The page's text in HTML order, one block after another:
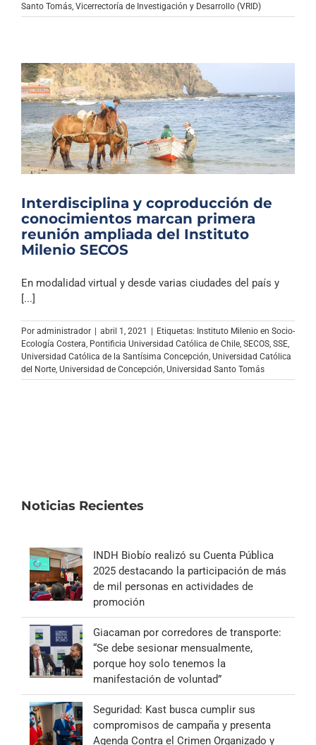
Santo Tomás Vicerrectoría de Investigación y Desarrollo (VRID)
Interdisciplina y coproducción de
conocimientos marcan primera
reunión ampliada del Instituto
Milenio SECOS
En modalidad virtual y desde varias ciudades del país y
[...]
Por administrador abril 1, 2021 Etiquetas: Instituto Milenio en Socio-
Ecología Costera, Pontificia Universidad Católica de Chile, SECOS, SSE,
Universidad Católica de la Santísima Concepción, Universidad Católica
del Norte, Universidad de Concepción, Universidad Santo Tomás
Noticias Recientes
INDH Biobío realizó su Cuenta Pública
2025 destacando la participación de más
de mil personas en actividades de
promoción
Giacaman por corredores de transporte:
“Se debe sesionar mensualmente,
porque hoy solo tenemos la
manifestación de voluntad”
Seguridad: Kast busca cumplir sus
compromisos de campaña y presenta
Agenda Contra el Crimen Organizado y